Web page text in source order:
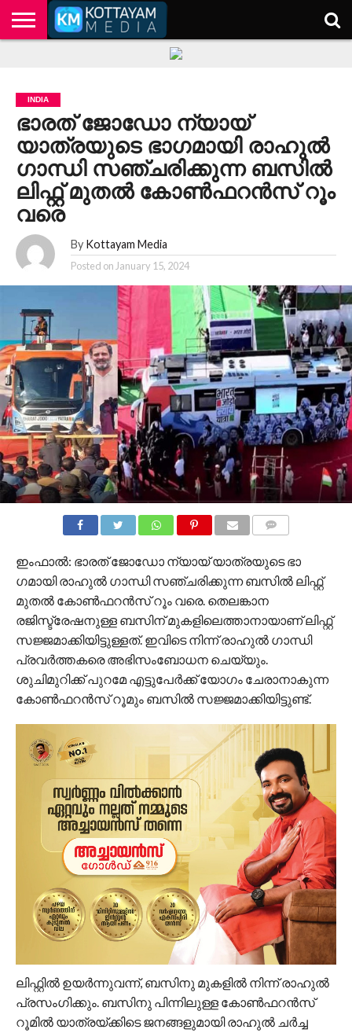
INDIA
ഭാരത് ജോഡോ ന്യായ്
യാത്രയുടെ ഭാ​ഗമായി രാഹുൽ ​
ഗാന്ധി സഞ്ചരിക്കുന്ന ബസിൽ
ലിഫ്റ്റ് മുതൽ കോൺഫറൻസ് റൂം
വരെ
By Kottayam Media
Posted on January 15, 2024
ഇംഫാൽ: ഭാരത് ജോഡോ ന്യായ് യാത്രയുടെ ഭാ​
ഗമായി രാഹുൽ ​ഗാന്ധി സഞ്ചരിക്കുന്ന ബസിൽ ലിഫ്റ്റ്
മുതൽ കോൺഫറൻസ് റൂം വരെ. തെലങ്കാന
രജിസ്ട്രേഷനുള്ള ബസിന് മുകളിലെത്താനായാണ് ലിഫ്റ്റ്
സജ്ജമാക്കിയിട്ടുള്ളത്. ഇവിടെ നിന്ന് രാഹുൽ ​ഗാന്ധി
പ്രവർത്തകരെ അഭിസംബോധന ചെയ്യും.
ശുചിമുറിക്ക് പുറമേ എട്ടുപേർക്ക് യോ​ഗം ചേരാനാകുന്ന
കോൺഫറൻസ് റൂമും ബസിൽ സജ്ജമാക്കിയിട്ടുണ്ട്.
ലിഫ്റ്റിൽ ഉയർന്നുവന്ന്, ബസിനു മുകളിൽ നിന്ന് രാഹുൽ
പ്രസംഗിക്കും. ബസിനു പിന്നിലുള്ള കോൺഫറൻസ്
റൂമിൽ യാത്രയ്ക്കിടെ ജനങ്ങളുമായി രാഹുൽ ചർച്ച